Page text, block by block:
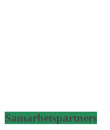
Samarbetspartners